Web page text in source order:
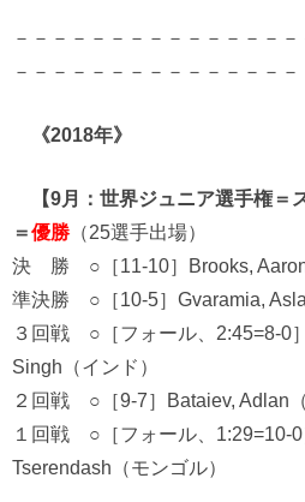
－－－－－－－－－－－－－－
－－－－－－－－－－－－－－－
《2018年》
【9月：世界ジュニア選手権＝
＝優勝 （25選手出場）
決 勝 ○［11-10］Brooks, Aaron
準決勝 ○［10-5］Gvaramia,
３回戦 ○［フォール、2:45=8-0
Singh（インド）
２回戦 ○［9-7］Bataiev, Adlan（
１回戦 ○［フォール、1:29=10-
Tserendash（モンゴル）